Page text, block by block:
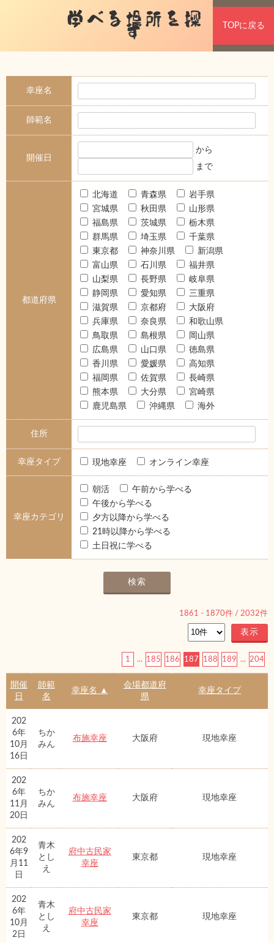
学べる場所を探
す TOPに戻る
幸座名
師範名
開催日
から
まで
都道府県
北海道 青森県
岩手県
宮城県
秋田県
山形県
福島県
茨城県
栃木県
群馬県
埼玉県
千葉県
東京都
神奈川県
新潟県
富山県
石川県
福井県
山梨県
長野県
岐阜県
静岡県
愛知県
三重県
滋賀県
京都府
大阪府
兵庫県
奈良県
和歌山県
鳥取県
島根県
岡山県
広島県
山口県
徳島県
香川県
愛媛県
高知県
福岡県
佐賀県
長崎県
熊本県
大分県
宮崎県
鹿児島県
沖縄県 海外
住所
幸座タイプ 現地幸座 オンライン幸座
幸座カテゴリ
朝活
午前から学べる
午後から学べる
夕方以降から学べる
21時以降から学べる
土日祝に学べる
1861 - 1870件 / 2032件
1 ... 185 186 187 188 189 ... 204
開催
日
師範
名
幸座名 ▲
会場都道府
県
幸座タイプ
202
6年
10月
16日
ちか
みん
布施幸座 大阪府 現地幸座
202
6年
11月
20日
ちか
みん
布施幸座 大阪府 現地幸座
202
6年9
月11
日
青木
とし
え
府中古民家
幸座
東京都 現地幸座
202
6年
10月
2日
青木
とし
え
府中古民家
幸座
東京都 現地幸座